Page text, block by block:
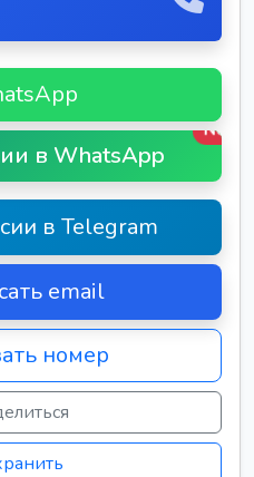
в WhatsApp
New
в Telegram
email
номер